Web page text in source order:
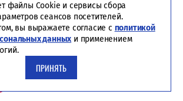
файлы Cookie и сервисы сбора
сеансов посетителей.
вы выражаете согласие с политикой
данных и применением
ПРИНЯТЬ